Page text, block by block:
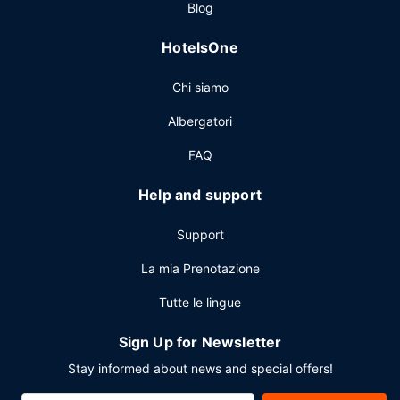
Blog
HotelsOne
Chi siamo
Albergatori
FAQ
Help and support
Support
La mia Prenotazione
Tutte le lingue
Sign Up for Newsletter
Stay informed about news and special offers!